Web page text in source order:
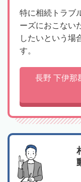
特に相続トラブ
ーズにおこない
したいという場
す。
長野 下伊那